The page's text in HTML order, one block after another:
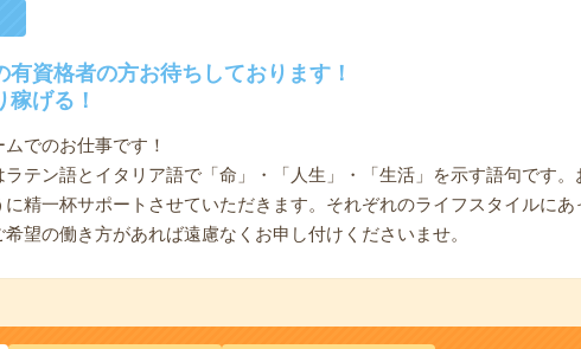
資格者の方お待ちしております！
げる！
でのお仕事です！
テン語とイタリア語で「命」・「人生」・「生活」を示す語句です。
精一杯サポートさせていただきます。それぞれのライフスタイルに
望の働き方があれば遠慮なくお申し付けくださいませ。